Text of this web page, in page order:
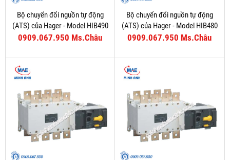
Bộ chuyển đổi nguồn tự động
(ATS) của Hager - Model HIB490
0909.067.950 Ms.Châu
Bộ chuyển đổi nguồn tự động
(ATS) của Hager - Model HIB480
0909.067.950 Ms.Châu